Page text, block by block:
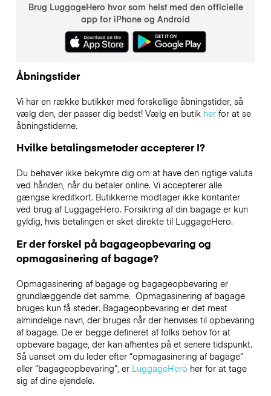
Brug LuggageHero hvor som helst med den officielle
app for iPhone og Android
Åbningstider
Vi har en række butikker med forskellige åbningstider, så
vælg den, der passer dig bedst! Vælg en butik herfor at se
åbningstiderne.
Hvilke betalingsmetoder accepterer I?
Du behøver ikke bekymre dig om at have den rigtige valuta
ved hånden, når du betaler online. Vi accepterer alle
gængse kreditkort. Butikkerne modtager ikke kontanter
ved brug af LuggageHero. Forsikring af din bagage er kun
gyldig, hvis betalingen er sket direkte til LuggageHero.
Er der forskel på bagageopbevaring og
opmagasinering af bagage?
Opmagasinering af bagage og bagageopbevaring er
grundlæggende det samme. Opmagasinering af bagage
bruges kun få steder. Bagageopbevaring er det mest
almindelige navn, der bruges når der henvises til opbevaring
af bagage. De er begge defineret af folks behov for at
opbevare bagage, der kan afhentes på et senere tidspunkt.
Så uanset om du leder efter “opmagasinering af bagage”
eller “bagageopbevaring”, erLuggageHero her for at tage
sig af dine ejendele.